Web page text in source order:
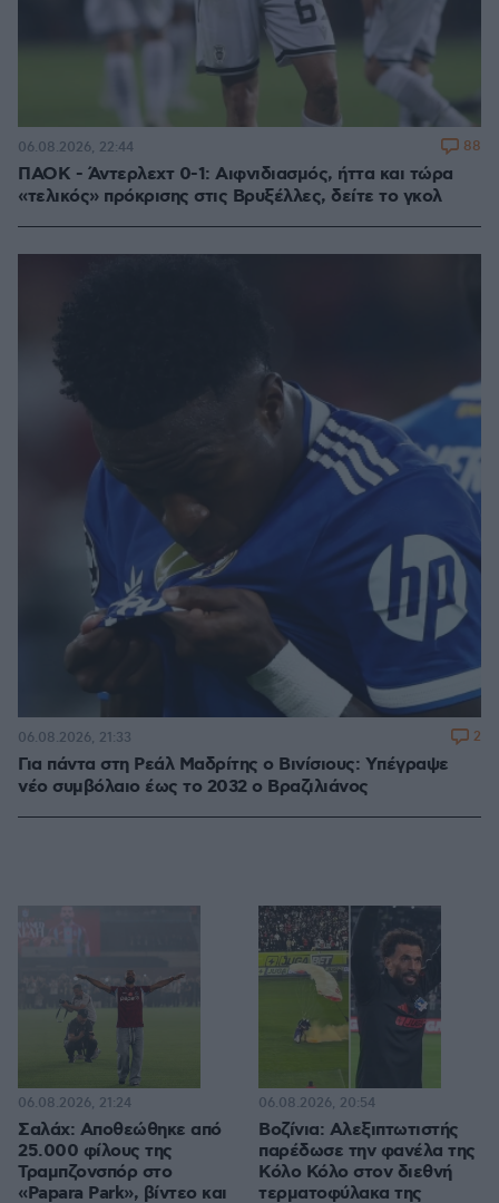
ΠΑΟΚ - Άντερλεχτ 0-1: Αιφνιδιασμός, ήττα και τώρα
«τελικός» πρόκρισης στις Βρυξέλλες, δείτε το γκολ
06.08.2026, 22:44 88
Για πάντα στη Ρεάλ Μαδρίτης ο Βινίσιους: Yπέγραψε
νέο συμβόλαιο έως το 2032 ο Βραζιλιάνος
06.08.2026, 21:33 2
Σαλάχ: Αποθεώθηκε από
25.000 φίλους της
Τραμπζονσπόρ στο
«Papara Park», βίντεο και
06.08.2026, 21:24
Βοζίνια: Αλεξιπτωτιστής
παρέδωσε την φανέλα της
Κόλο Κόλο στον διεθνή
τερματοφύλακα της
06.08.2026, 20:54